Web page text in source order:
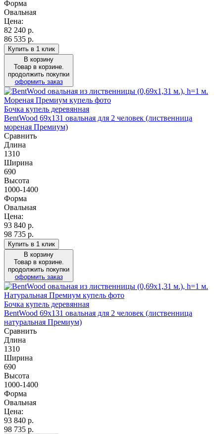
Форма
Овальная
Цена:
82 240 р.
86 535 р.
Купить в 1 клик
В корзину
Товар в корзине.
продолжить покупки
оформить заказ
Бочка купель деревянная
BentWood 69х131 овальная для 2 человек (лиственница
мореная Премиум)
Сравнить
Длина
1310
Ширина
690
Высота
1000-1400
Форма
Овальная
Цена:
93 840 р.
98 735 р.
Купить в 1 клик
В корзину
Товар в корзине.
продолжить покупки
оформить заказ
Бочка купель деревянная
BentWood 69х131 овальная для 2 человек (лиственница
натуральная Премиум)
Сравнить
Длина
1310
Ширина
690
Высота
1000-1400
Форма
Овальная
Цена:
93 840 р.
98 735 р.